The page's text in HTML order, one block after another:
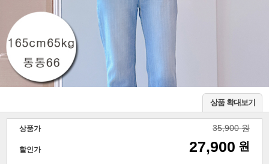
상품 확대보기
상품가 35,900 원
할인가 27,900 원